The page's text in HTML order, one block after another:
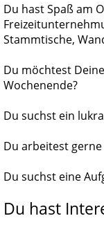
Du hast Spaß am
Stammtische,
Du möchtest
Wochenende?
Du suchst ein
Du arbeitest
Du suchst eine
Du hast